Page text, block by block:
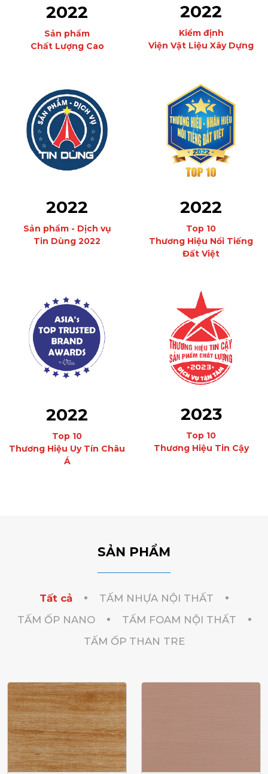
2022
Sản phẩm
Chất Lượng Cao
2022
Kiểm định
Viện Vật Liệu Xây Dựng
2022
Sản phẩm - Dịch vụ
Tin Dùng 2022
2022
Top 10
Thương Hiệu Nổi Tiếng
Đất Việt
2022
Top 10
Thương Hiệu Uy Tín Châu
Á
2023
Top 10
Thương Hiệu Tin Cậy
SẢN PHẨM
Tất cả
TẤM NHỰA NỘI THẤT
TẤM ỐP NANO
TẤM FOAM NỘI THẤT
TẤM ỐP THAN TRE